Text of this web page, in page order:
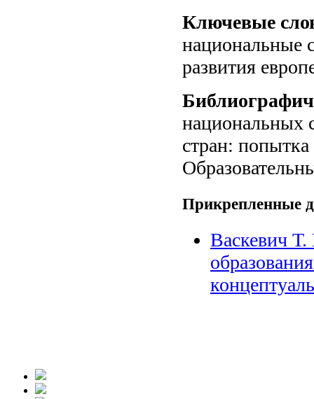
Ключевые
национальные
развития
национальных
стран: попытка
Прикрепленные
Васкевич